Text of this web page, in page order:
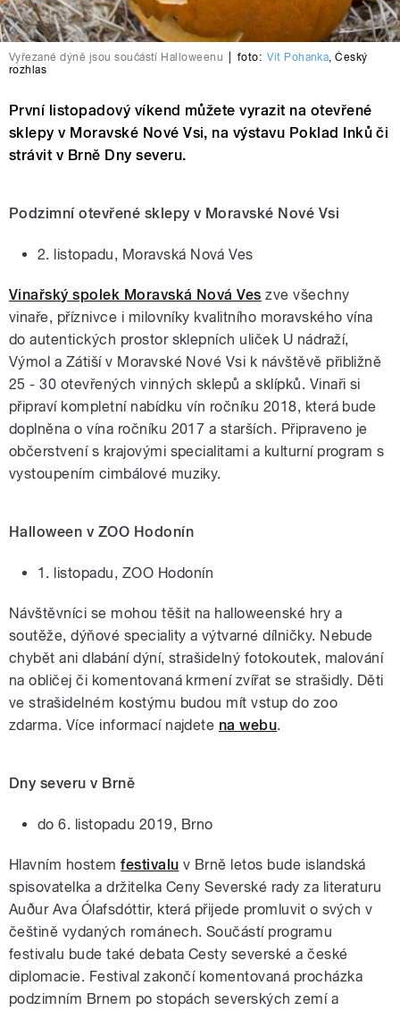
Vyřezané dýně jsou součástí Halloweenu foto: Vít Pohanka,Český
rozhlas
První listopadový víkend můžete vyrazit na otevřené
sklepy v Moravské Nové Vsi, na výstavu Poklad Inků či
strávit v Brně Dny severu.
Podzimní otevřené sklepy v Moravské Nové Vsi
2. listopadu, Moravská Nová Ves
Vinařský spolek Moravská Nová Ves zve všechny
vinaře, příznivce i milovníky kvalitního moravského vína
do autentických prostor sklepních uliček U nádraží,
Výmol a Zátiší v Moravské Nové Vsi k návštěvě přibližně
25 - 30 otevřených vinných sklepů a sklípků. Vinaři si
připraví kompletní nabídku vín ročníku 2018, která bude
doplněna o vína ročníku 2017 a starších. Připraveno je
občerstvení s krajovými specialitami a kulturní program s
vystoupením cimbálové muziky.
Halloween v ZOO Hodonín
1. listopadu, ZOO Hodonín
Návštěvníci se mohou těšit na halloweenské hry a
soutěže, dýňové speciality a výtvarné dílničky. Nebude
chybět ani dlabání dýní, strašidelný fotokoutek, malování
na obličej či komentovaná krmení zvířat se strašidly. Děti
ve strašidelném kostýmu budou mít vstup do zoo
zdarma. Více informací najdete na webu.
Dny severu v Brně
do 6. listopadu 2019, Brno
Hlavním hostemfestivalu v Brně letos bude islandská
spisovatelka a držitelka Ceny Severské rady za literaturu
Auður Ava Ólafsdóttir, která přijede promluvit o svých v
češtině vydaných románech. Součástí programu
festivalu bude také debata Cesty severské a české
diplomacie. Festival zakončí komentovaná procházka
podzimním Brnem po stopách severských zemí a